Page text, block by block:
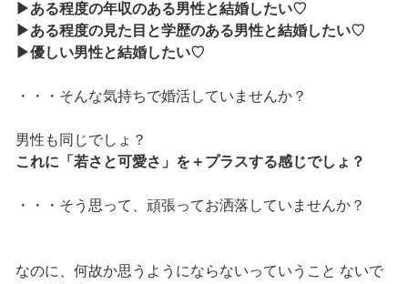
▶ある程度の年収のある男性と結婚したい♡
▶ある程度の見た目と学歴のある男性と結婚したい♡
▶優しい男性と結婚したい♡
・・・そんな気持ちで婚活していませんか？
男性も同じでしょ？
これに「若さと可愛さ」を＋プラスする感じでしょ？
・・・そう思って、頑張ってお洒落していませんか？
なのに、何故か思うようにならないっていうこと ないで